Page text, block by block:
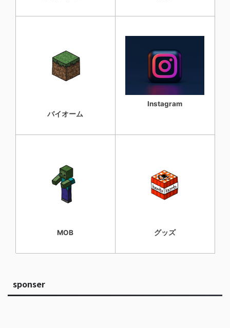
バイオーム
Instagram
MOB グッズ
sponser